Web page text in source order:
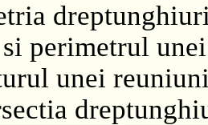
perimetrul
unei